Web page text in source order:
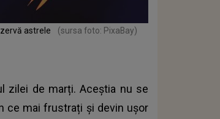
astrele (sursa foto: PixaBay)
zilei de marți. Aceștia nu se
ce mai frustrați și devin ușor